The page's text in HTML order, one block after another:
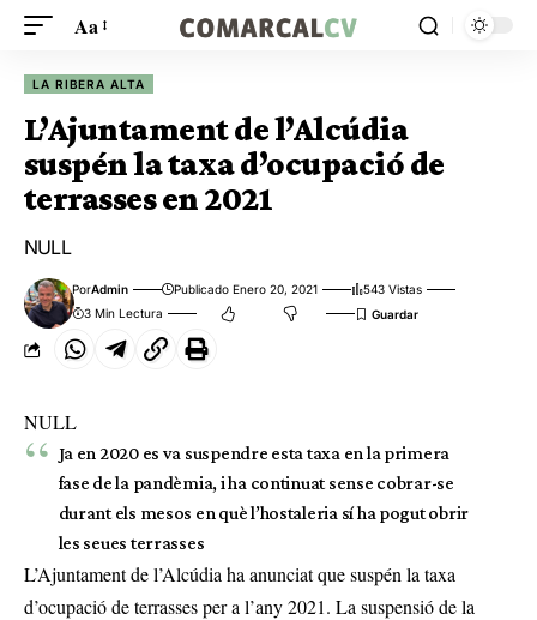
Aa
LA RIBERA ALTA
L’Ajuntament de l’Alcúdia
suspén la taxa d’ocupació de
terrasses en 2021
NULL
PorAdmin Publicado Enero 20, 2021
543 Vistas
3 Min Lectura
NULL
Ja en 2020 es va suspendre esta taxa en la primera
fase de la pandèmia, i ha continuat sense cobrar-se
durant els mesos en què l’hostaleria sí ha pogut obrir
les seues terrasses
L’Ajuntament de l’Alcúdia ha anunciat que suspén la taxa
d’ocupació de terrasses per a l’any 2021. La suspensió de la